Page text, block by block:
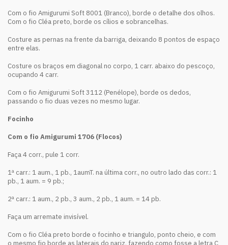
Com o fio Amigurumi Soft 8001 (Branco), borde o detalhe dos olhos.
Com o fio Cléa preto, borde os cílios e sobrancelhas.
Costure as pernas na frente da barriga, deixando 8 pontos de espaço
entre elas.
Costure os braços em diagonal no corpo, 1 carr. abaixo do pescoço,
ocupando 4 carr.
Com o fio Amigurumi Soft 3112 (Penélope), borde os dedos,
passando o fio duas vezes no mesmo lugar.
Focinho
Com o fio Amigurumi 1706 (Flocos)
Faça 4 corr., pule 1 corr.
1ª carr.: 1 aum., 1 pb., 1aumT. na última corr., no outro lado das corr.: 1
pb., 1 aum. = 9 pb.;
2ª carr.: 1 aum., 2 pb., 3 aum., 2 pb., 1 aum. = 14 pb.
Faça um arremate invisível.
Com o fio Cléa preto borde o focinho e triangulo, ponto cheio, e com
o mesmo fio borde as laterais do nariz, fazendo como fosse a letra C